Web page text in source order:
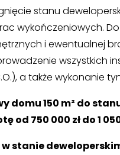
stanu
wykończeniowych.
i ewentualnej
wszystkich
a także wykonanie
domu 150 m² do
od 750 000 zł do 1
w stanie